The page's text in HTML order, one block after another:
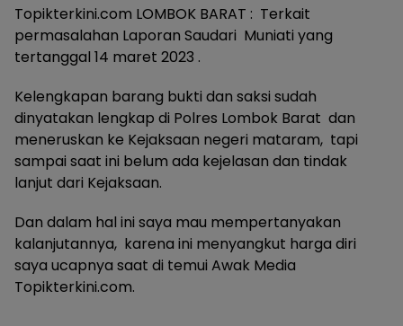
Topikterkini.com LOMBOK BARAT : Terkait
permasalahan Laporan Saudari Muniati yang
tertanggal 14 maret 2023 .
Kelengkapan barang bukti dan saksi sudah
dinyatakan lengkap di Polres Lombok Barat dan
meneruskan ke Kejaksaan negeri mataram, tapi
sampai saat ini belum ada kejelasan dan tindak
lanjut dari Kejaksaan.
Dan dalam hal ini saya mau mempertanyakan
kalanjutannya, karena ini menyangkut harga diri
saya ucapnya saat di temui Awak Media
Topikterkini.com.